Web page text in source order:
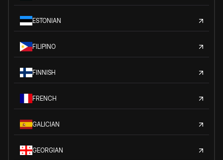
ESTONIAN
FILIPINO
FINNISH
FRENCH
GALICIAN
GEORGIAN